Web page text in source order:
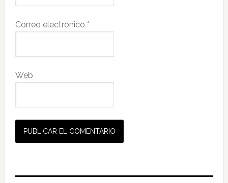
Correo electrónico *
Web
Barra